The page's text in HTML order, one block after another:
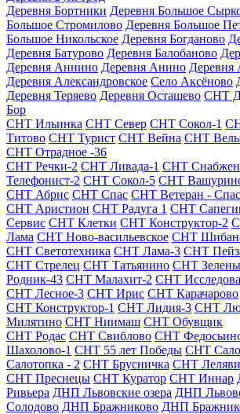
Деревня Бортники Деревня Большое
Большое Стромилово Деревня Большое
Большое Никольское Деревня Богданово
Деревня Батурово Деревня Балобаново
Деревня Аннино Деревня Анино Деревня
Деревня Александровское Село Аксёново
Деревня Теряево Деревня Осташево СНТ
Бор
СНТ Ильинка СНТ Север СНТ Сокол-1
Титово СНТ Турист СНТ Вейна СНТ
СНТ Отрадное -36
СНТ Речки-2 СНТ Ливада-1 СНТ
Телефонист-2 СНТ Сокол-5 СНТ
СНТ Абрис СНТ Спас СНТ Ветеран -
СНТ Аристион СНТ Радуга 1 СНТ
Сервис СНТ Клетки СНТ Конструктор-2
Лама СНТ Ново-васильевское СНТ
СНТ Светотехника СНТ Лама-3 СНТ
СНТ Стрелец СНТ Татьянино СНТ
Родник-43 СНТ Малахит-2 СНТ
СНТ Лесное-3 СНТ Ирис СНТ Карачарово
СНТ Конструктор-1 СНТ Лидия-3 СНТ
Милятино СНТ Ниимаш СНТ Обувщик
СНТ Родас СНТ Свиблово СНТ
Шахолово-1 СНТ 55 лет Победы СНТ
Салотопка - 2 СНТ Брусничка СНТ
СНТ Преснецы СНТ Куратор СНТ Иннар
Ривьера ДНП Львовские озера ДНП
Солодово ДНП Бражниково ДНП